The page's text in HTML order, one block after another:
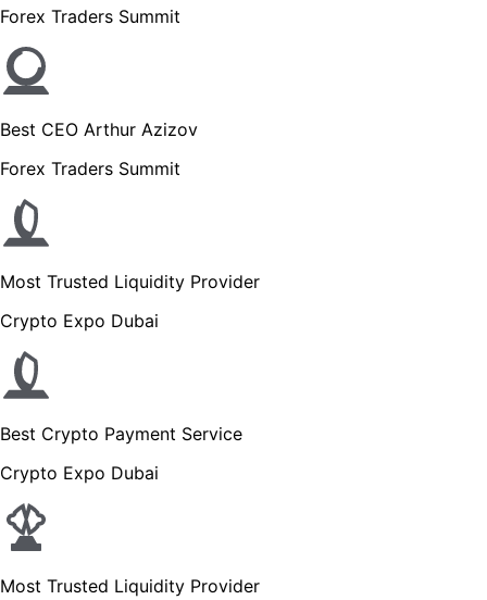
Forex Traders Summit
Best CEO Arthur Azizov
Forex Traders Summit
Most Trusted Liquidity Provider
Crypto Expo Dubai
Best Crypto Payment Service
Crypto Expo Dubai
Most Trusted Liquidity Provider